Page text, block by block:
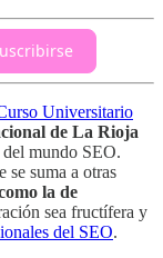
Universitario
de La Rioja
mundo SEO.
se suma a otras
la de
sea fructífera y
del SEO.